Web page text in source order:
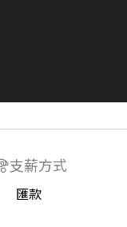
支薪方式
匯款